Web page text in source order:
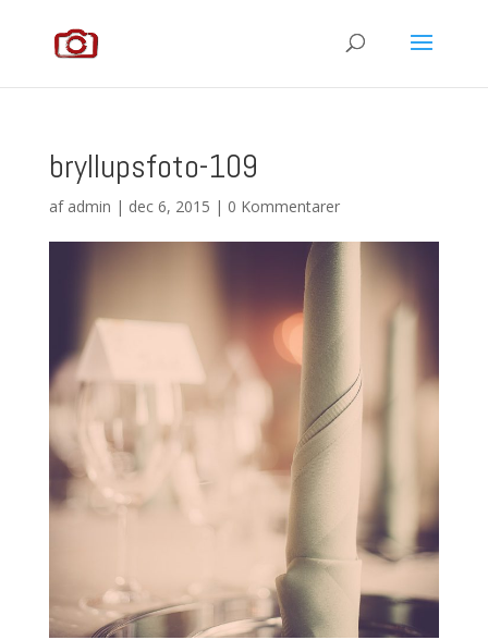
bryllupsfoto-109
af admin | dec 6, 2015 | 0 Kommentarer